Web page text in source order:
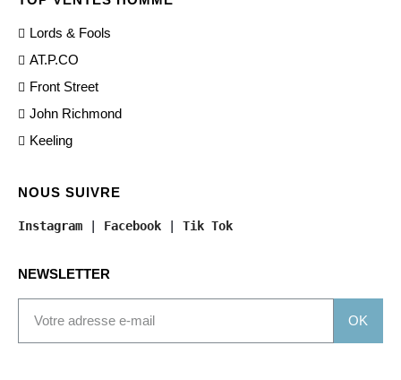
Lords & Fools
AT.P.CO
Front Street
John Richmond
Keeling
NOUS SUIVRE
Instagram | Facebook | Tik Tok
NEWSLETTER
OK